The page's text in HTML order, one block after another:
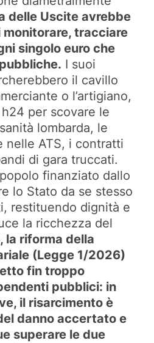
delle Uscite avrebbe
tracciare
singolo euro che
I suoi
il cavillo
o l’artigiano,
per scovare le
lombarda, le
nelle ATS, i contratti
di gara truccati.
finanziato dallo
lo Stato da se stesso
restituendo dignità e
la ricchezza del
la riforma della
(Legge 1/2026)
fin troppo
pubblici: in
il risarcimento è
danno accertato e
superare le due